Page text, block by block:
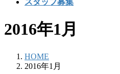
スタッフ募集
2016年1月
HOME
2016年1月